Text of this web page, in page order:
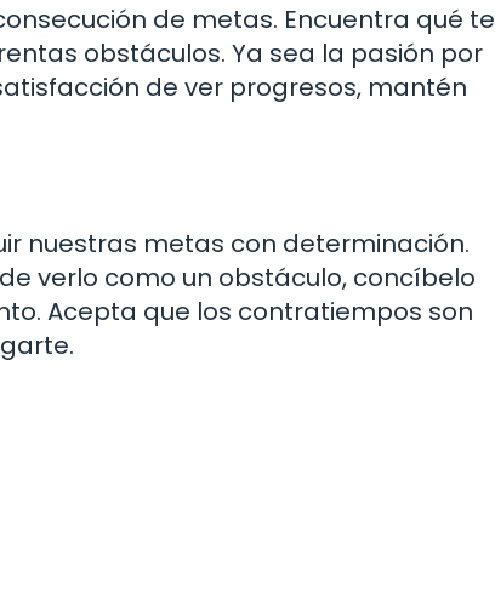
de metas. Encuentra qué te
obstáculos. Ya sea la pasión por
de ver progresos, mantén
nuestras metas con determinación.
verlo como un obstáculo, concíbelo
Acepta que los contratiempos son